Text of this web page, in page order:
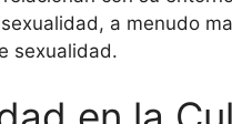
a menudo
sexualidad.